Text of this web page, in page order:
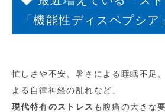
「機能性ディスペプシア
忙しさや不安、暑さによる睡眠不足
よる自律神経の乱れなど、
現代特有のストレス も腹痛の大きな